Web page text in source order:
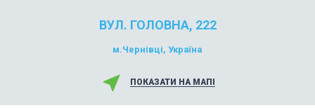
ВУЛ. ГОЛОВНА, 222
м.Чернівці, Україна
near_me ПОКАЗАТИ НА МАПІ